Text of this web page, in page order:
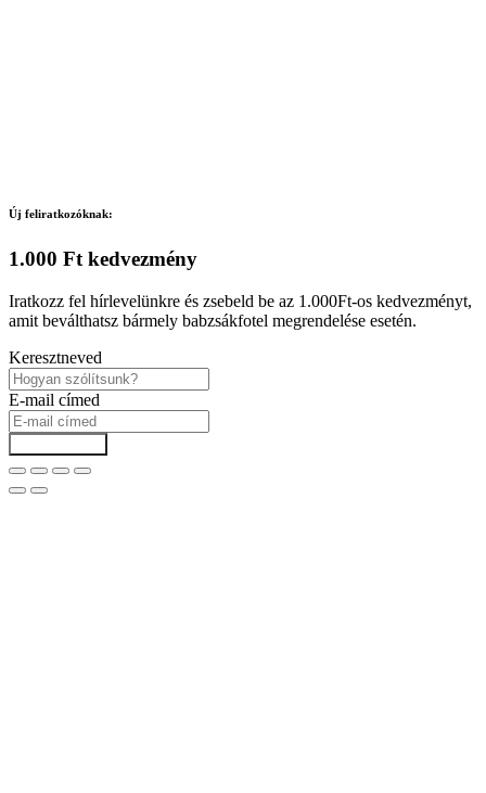
Új feliratkozóknak:
1.000 Ft kedvezmény
Iratkozz fel hírlevelünkre és zsebeld be az 1.000Ft-os kedvezményt,
amit beválthatsz bármely babzsákfotel megrendelése esetén.
Keresztneved
E-mail címed